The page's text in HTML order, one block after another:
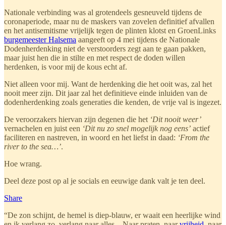
Nationale verbinding was al grotendeels gesneuveld tijdens de
coronaperiode, maar nu de maskers van zovelen definitief afvallen
en het antisemitisme vrijelijk tegen de plinten klotst en GroenLinks
burgemeester Halsema aangeeft op 4 mei tijdens de Nationale
Dodenherdenking niet de verstoorders zegt aan te gaan pakken,
maar juist hen die in stilte en met respect de doden willen
herdenken, is voor mij de kous echt af.
Niet alleen voor mij. Want de herdenking die het ooit was, zal het
nooit meer zijn. Dit jaar zal het definitieve einde inluiden van de
dodenherdenking zoals generaties die kenden, de vrije val is ingezet.
De veroorzakers hiervan zijn degenen die het ‘Dit nooit weer’
vernachelen en juist een ‘Dit nu zo snel mogelijk nog eens’ actief
faciliteren en nastreven, in woord en het liefst in daad: ‘From the
river to the sea…’.
Hoe wrang.
Deel deze post op al je socials en eeuwige dank valt je ten deel.
Share
“De zon schijnt, de hemel is diep-blauw, er waait een heerlijke wind